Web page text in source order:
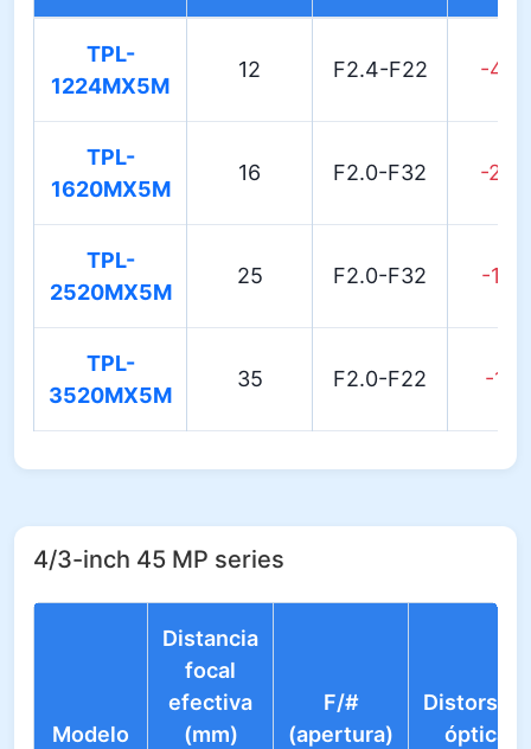
TPL-
1224MX5M
12 F2.4-F22 -
TPL-
1620MX5M
16 F2.0-F32 -
TPL-
2520MX5M
25 F2.0-F32 -
TPL-
3520MX5M
35 F2.0-F22 -
4/3-inch 45 MP series
Modelo
Distancia
focal
efectiva
(mm)
F/#
(apertura)
Distorsión
óptica